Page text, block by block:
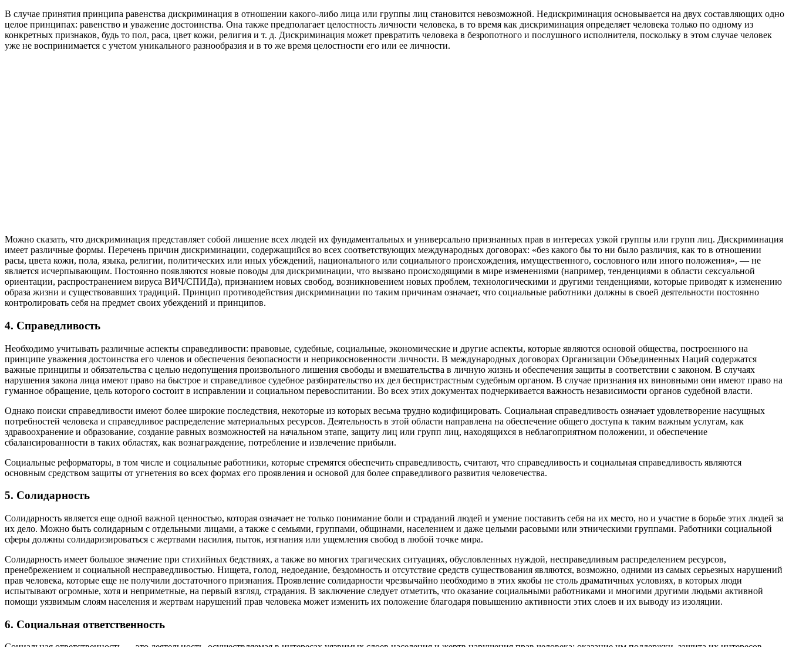
В случае принятия принципа равенства дискриминация в отношении какого-либо лица или группы лиц становится невозможной. Недискриминация основывается на двух составляющих одно
целое принципах: равенство и уважение достоинства. Она также предполагает целостность личности человека, в то время как дискриминация определяет человека только по одному из
конкретных признаков, будь то пол, раса, цвет кожи, религия и т. д. Дискриминация может превратить человека в безропотного и послушного исполнителя, поскольку в этом случае человек
уже не воспринимается с учетом уникального разнообразия и в то же время целостности его или ее личности.
Можно сказать, что дискриминация представляет собой лишение всех людей их фундаментальных и универсально признанных прав в интересах узкой группы или групп лиц. Дискриминация
имеет различные формы. Перечень причин дискриминации, содержащийся во всех соответствующих международных договорах: «без какого бы то ни было различия, как то в отношении
расы, цвета кожи, пола, языка, религии, политических или иных убеждений, национального или социального происхождения, имущественного, сословного или иного положения», — не
является исчерпывающим. Постоянно появляются новые поводы для дискриминации, что вызвано происходящими в мире изменениями (например, тенденциями в области сексуальной
ориентации, распространением вируса ВИЧ/СПИДа), признанием новых свобод, возникновением новых проблем, технологическими и другими тенденциями, которые приводят к изменению
образа жизни и существовавших традиций. Принцип противодействия дискриминации по таким причинам означает, что социальные работники должны в своей деятельности постоянно
контролировать себя на предмет своих убеждений и принципов.
4. Справедливость
Необходимо учитывать различные аспекты справедливости: правовые, судебные, социальные, экономические и другие аспекты, которые являются основой общества, построенного на
принципе уважения достоинства его членов и обеспечения безопасности и неприкосновенности личности. В международных договорах Организации Объединенных Наций содержатся
важные принципы и обязательства с целью недопущения произвольного лишения свободы и вмешательства в личную жизнь и обеспечения защиты в соответствии с законом. В случаях
нарушения закона лица имеют право на быстрое и справедливое судебное разбирательство их дел беспристрастным судебным органом. В случае признания их виновными они имеют право на
гуманное обращение, цель которого состоит в исправлении и социальном перевоспитании. Во всех этих документах подчеркивается важность независимости органов судебной власти.
Однако поиски справедливости имеют более широкие последствия, некоторые из которых весьма трудно кодифицировать. Социальная справедливость означает удовлетворение насущных
потребностей человека и справедливое распределение материальных ресурсов. Деятельность в этой области направлена на обеспечение общего доступа к таким важным услугам, как
здравоохранение и образование, создание равных возможностей на начальном этапе, защиту лиц или групп лиц, находящихся в неблагоприятном положении, и обеспечение
сбалансированности в таких областях, как вознаграждение, потребление и извлечение прибыли.
Социальные реформаторы, в том числе и социальные работники, которые стремятся обеспечить справедливость, считают, что справедливость и социальная справедливость являются
основным средством защиты от угнетения во всех формах его проявления и основой для более справедливого развития человечества.
5. Солидарность
Солидарность является еще одной важной ценностью, которая означает не только понимание боли и страданий людей и умение поставить себя на их место, но и участие в борьбе этих людей за
их дело. Можно быть солидарным с отдельными лицами, а также с семьями, группами, общинами, населением и даже целыми расовыми или этническими группами. Работники социальной
сферы должны солидаризироваться с жертвами насилия, пыток, изгнания или ущемления свобод в любой точке мира.
Солидарность имеет большое значение при стихийных бедствиях, а также во многих трагических ситуациях, обусловленных нуждой, несправедливым распределением ресурсов,
пренебрежением и социальной несправедливостью. Нищета, голод, недоедание, бездомность и отсутствие средств существования являются, возможно, одними из самых серьезных нарушений
прав человека, которые еще не получили достаточного признания. Проявление солидарности чрезвычайно необходимо в этих якобы не столь драматичных условиях, в которых люди
испытывают огромные, хотя и неприметные, на первый взгляд, страдания. В заключение следует отметить, что оказание социальными работниками и многими другими людьми активной
помощи уязвимым слоям населения и жертвам нарушений прав человека может изменить их положение благодаря повышению активности этих слоев и их выводу из изоляции.
6. Социальная ответственность